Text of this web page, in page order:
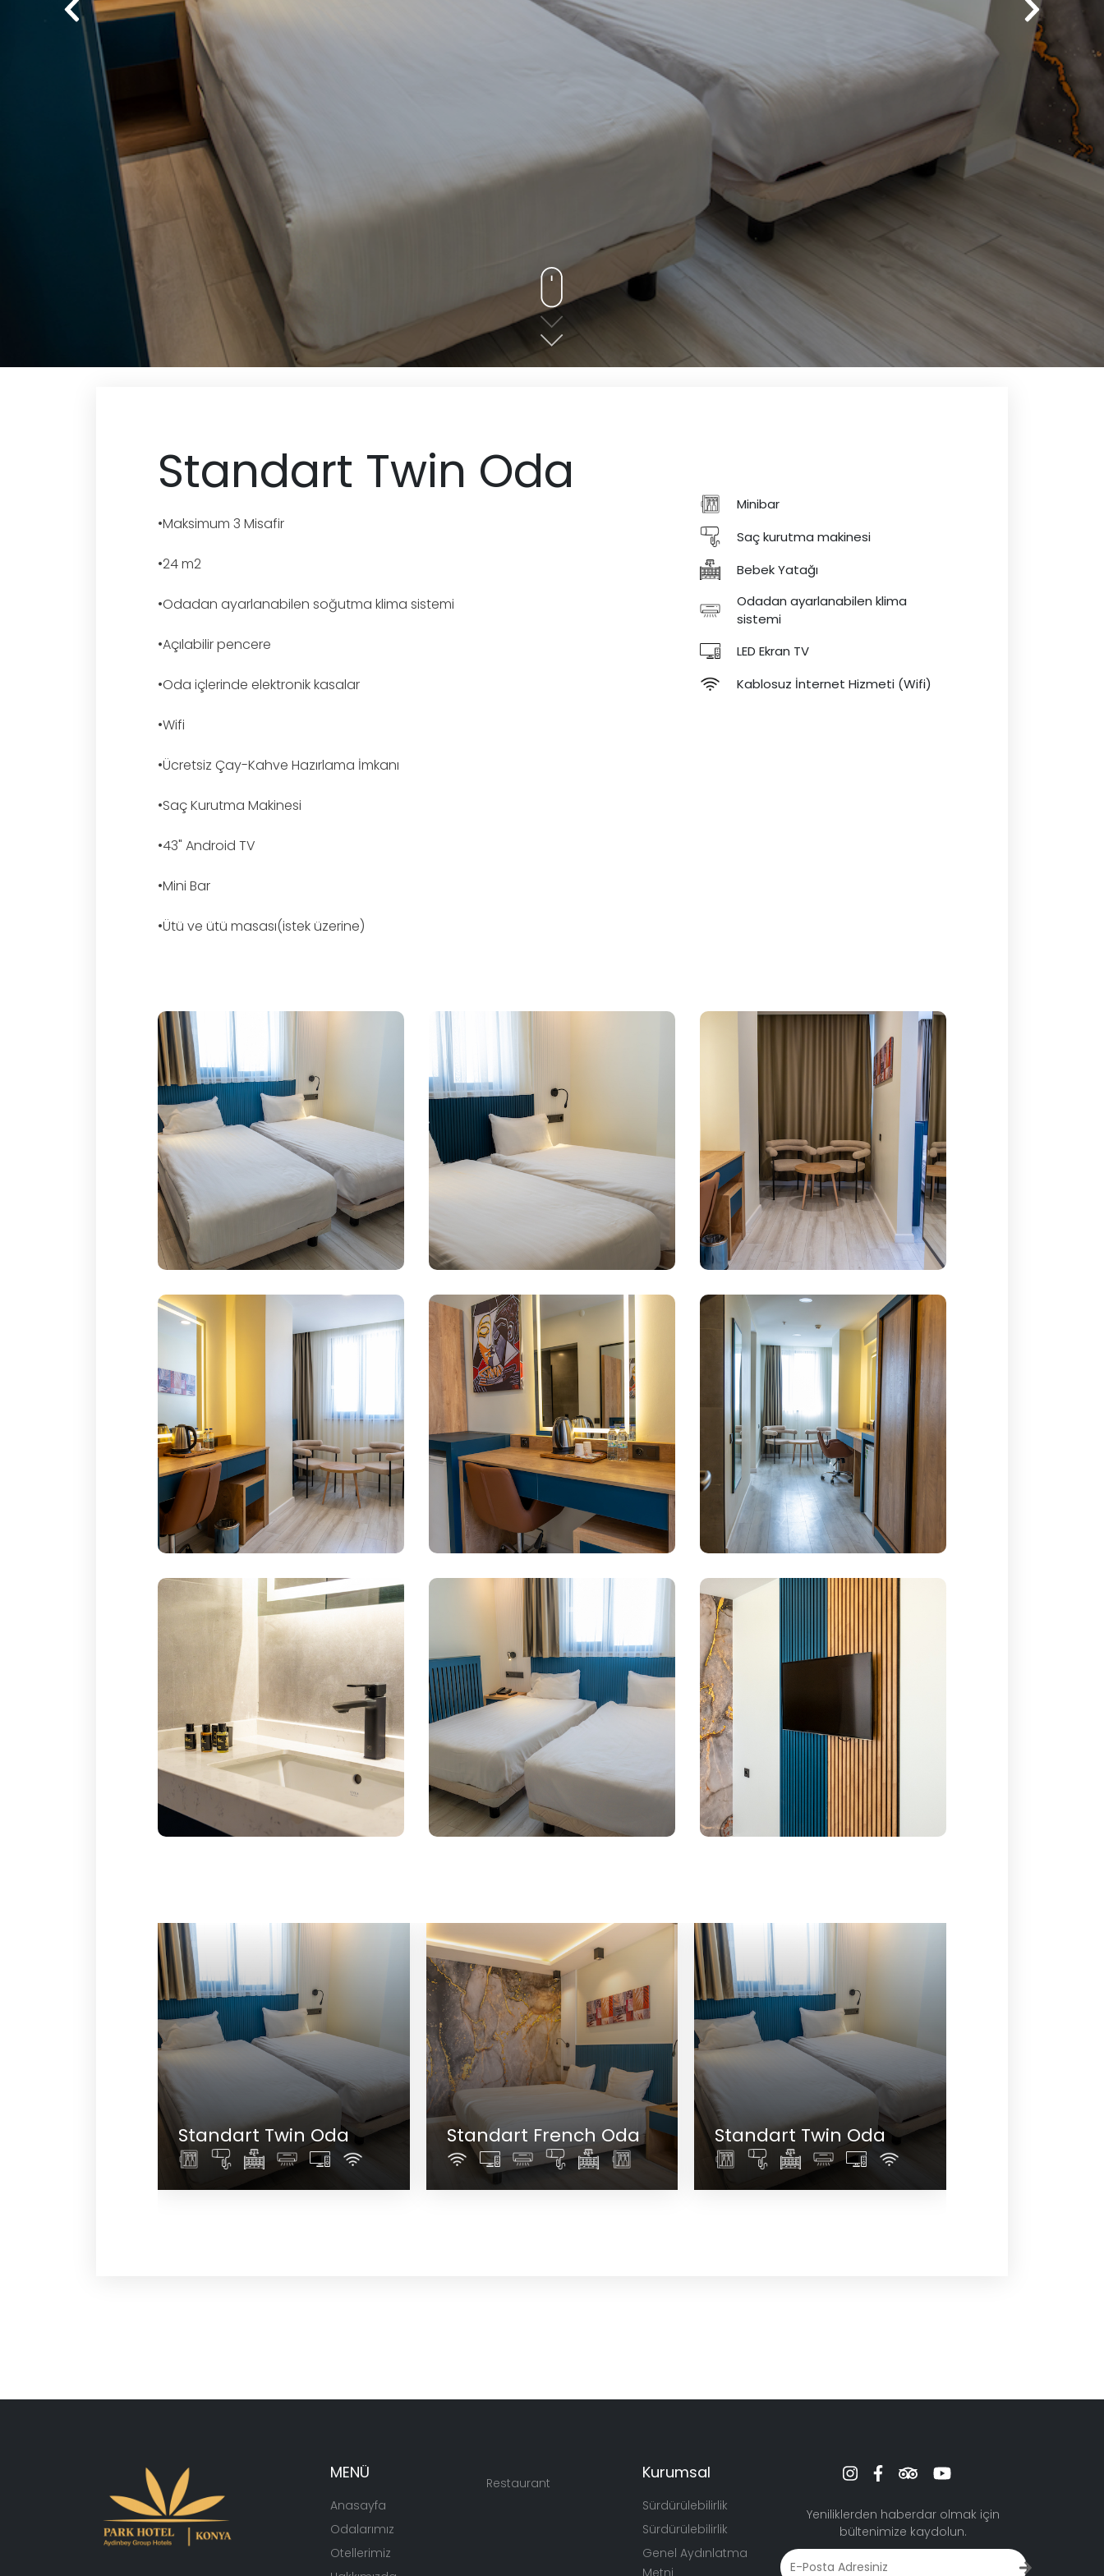
Standart Twin Oda
•Maksimum 3 Misafir
•24 m2
•Odadan ayarlanabilen soğutma klima sistemi
•Açılabilir pencere
•Oda içlerinde elektronik kasalar
•Wifi
•Ücretsiz Çay-Kahve Hazırlama İmkanı
•Saç Kurutma Makinesi
•43" Android TV
•Mini Bar
•Ütü ve ütü masası(istek üzerine)
Minibar
Saç kurutma makinesi
Bebek Yatağı
Odadan ayarlanabilen klima
sistemi
LED Ekran TV
Kablosuz İnternet Hizmeti (Wifi)
Standart Twin Oda Standart French Oda Standart Twin Oda Standart French
MENÜ
Anasayfa
Odalarımız
Otellerimiz
Restaurant
Kurumsal
Sürdürülebilirlik
Sürdürülebilirlik
Genel Aydınlatma
Yeniliklerden haberdar olmak için
bültenimize kaydolun.